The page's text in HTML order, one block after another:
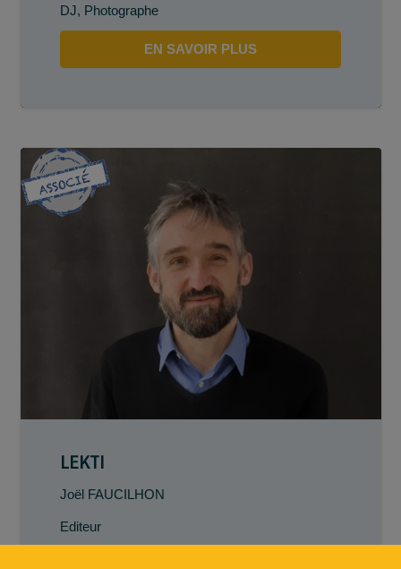
DJ, Photographe
EN SAVOIR PLUS
LEKTI
Joël FAUCILHON
Editeur